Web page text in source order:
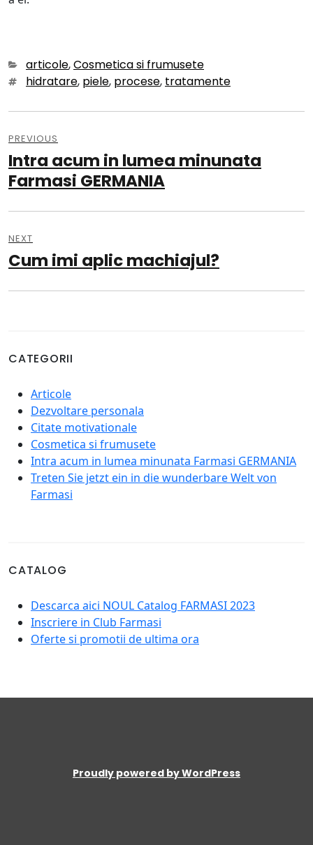
Categories
articole,Cosmetica si frumusete
Tagshidratare, piele, procese, tratamente
în
articole
PREVIOUS
Previous
post:
Intra acum in lumea minunata
Farmasi GERMANIA
NEXT
Next
Cum imi aplic machiajul?
CATEGORII
Articole
Dezvoltare personala
Citate motivationale
Cosmetica si frumusete
Intra acum in lumea minunata Farmasi GERMANIA
Treten Sie jetzt ein in die wunderbare Welt von
Farmasi
CATALOG
Descarca aici NOUL Catalog FARMASI 2023
Inscriere in Club Farmasi
Oferte si promotii de ultima ora
Proudly powered by WordPress